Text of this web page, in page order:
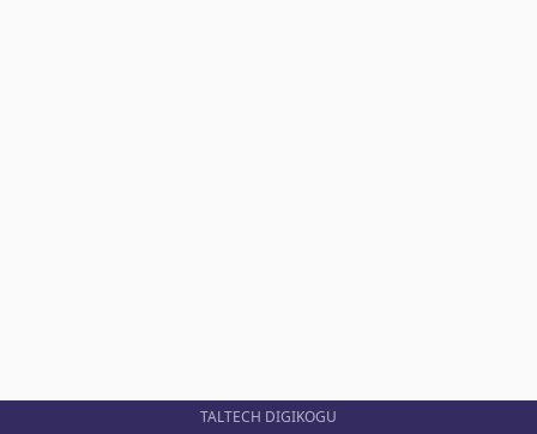
TALTECH DIGIKOGU